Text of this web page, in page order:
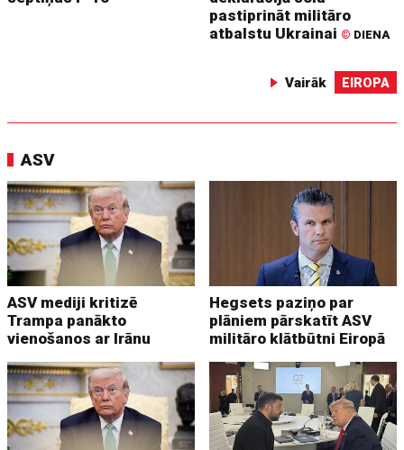
pastiprināt militāro
atbalstu Ukrainai © DIENA
Vairāk EIROPA
ASV
ASV mediji kritizē
Trampa panākto
vienošanos ar Irānu
Hegsets paziņo par
plāniem pārskatīt ASV
militāro klātbūtni Eiropā